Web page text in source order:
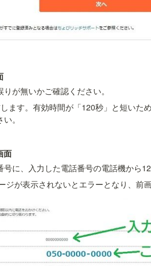
りが無いかご確認ください。
ます。有効時間が「120秒」と短いた
。
面
に、入力した電話番号の電話機から
ジが表示されないとエラーとなり、前画